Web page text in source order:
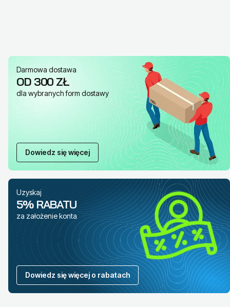
Darmowa dostawa
OD 300 ZŁ
dla wybranych form dostawy
Dowiedz się więcej
Uzyskaj
5% RABATU
za założenie konta
Dowiedz się więcej o rabatach